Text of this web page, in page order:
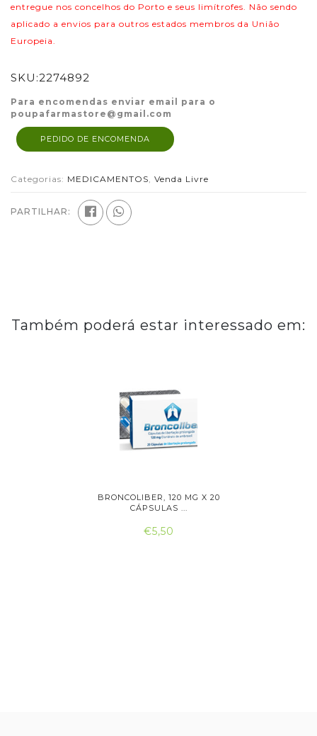
entregue nos concelhos do Porto e seus limítrofes. Não sendo
aplicado a envios para outros estados membros da União
Europeia.
SKU:2274892
Para encomendas enviar email para o
poupafarmastore@gmail.com
PEDIDO DE ENCOMENDA
Categorias: MEDICAMENTOS Venda Livre
PARTILHAR:
Também poderá estar interessado em:
BRONCOLIBER, 120 MG X 20
CÁPSULAS ...
€5,50